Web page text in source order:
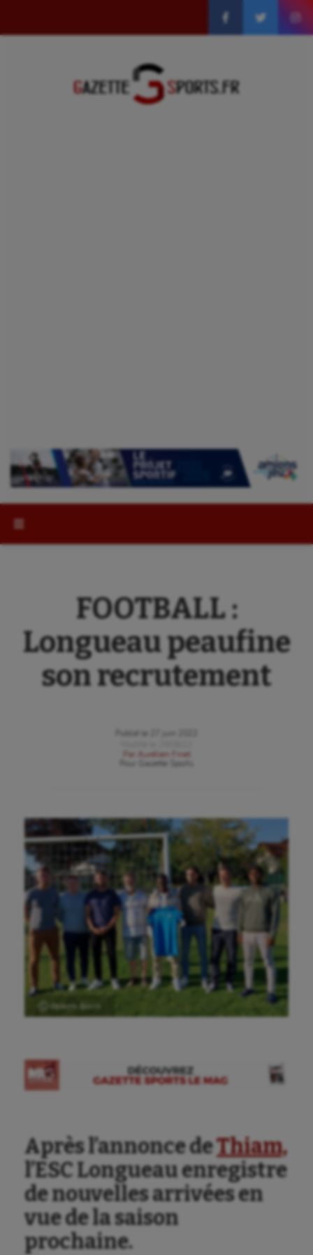
FOOTBALL :
Longueau peaufine
son recrutement
Publié le
Par
Aurélien Finet
Gazette Sports
Ⓒ Gazette Sports
Après l’annonce deThiam,
l’ESC Longueau enregistre
de nouvelles arrivées en
vue de la saison
prochaine.